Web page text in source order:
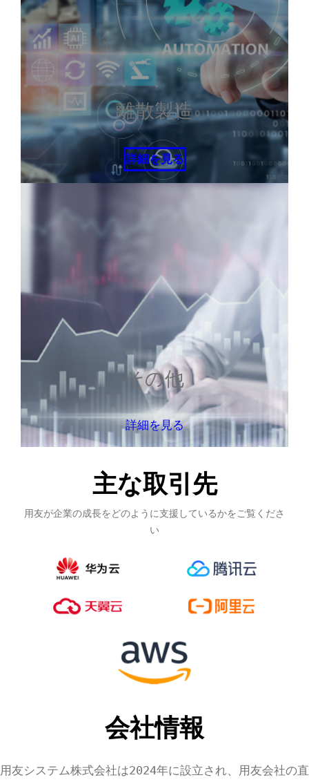
離散製造
詳細を見る
その他
詳細を見る
主な取引先
用友が企業の成長をどのように支援しているかをご覧くださ
い
会社情報
用友システム株式会社は2024年に設立され、用友会社の直